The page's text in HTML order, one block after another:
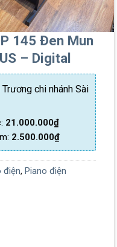
145 Đen Mun
– Digital
chi nhánh Sài
21.000.000₫
2.500.000₫
điện, Piano điện